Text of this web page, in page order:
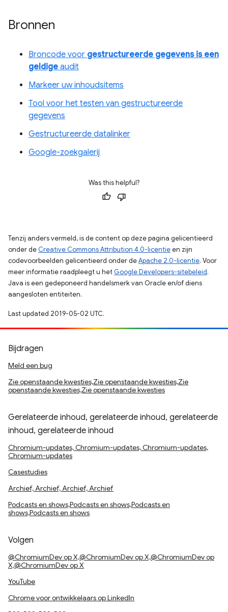
Bronnen
Broncode voor gestructureerde gegevens is een
geldige audit
Markeer uw inhoudsitems
Tool voor het testen van gestructureerde
gegevens
Gestructureerde datalinker
Google-zoekgalerij
Was this helpful?
Tenzij anders vermeld, is de content op deze pagina gelicentieerd
onder de Creative Commons Attribution 4.0-licentieen zijn
codevoorbeelden gelicentieerd onder deApache 2.0-licentie. Voor
meer informatie raadpleegt u het Google Developers-sitebeleid.
Java is een gedeponeerd handelsmerk van Oracle en/of diens
aangesloten entiteiten.
Last updated 2019-05-02 UTC.
Bijdragen
Meld een bug
Zie openstaande kwesties,Zie openstaande kwesties,Zie
openstaande kwesties,Zie openstaande kwesties
Gerelateerde inhoud, gerelateerde inhoud, gerelateerde
inhoud, gerelateerde inhoud
Chromium-updates, Chromium-updates, Chromium-updates,
Chromium-updates
Casestudies
Archief, Archief, Archief, Archief
Podcasts en shows,Podcasts en shows,Podcasts en
shows,Podcasts en shows
Volgen
@ChromiumDev op X,@ChromiumDev op X,@ChromiumDev op
X,@ChromiumDev op X
YouTube
Chrome voor ontwikkelaars op LinkedIn